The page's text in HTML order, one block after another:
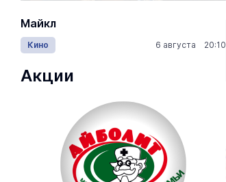
Майкл
Кино 6 августа 20:10
Акции